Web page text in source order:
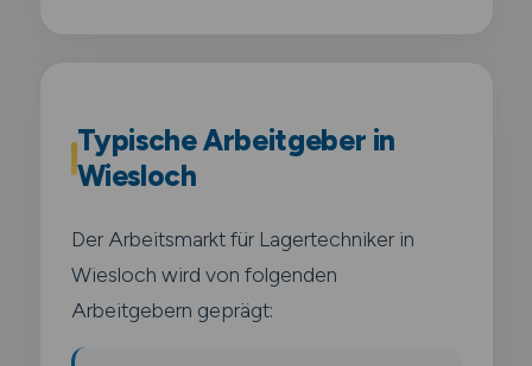
Typische Arbeitgeber in
Wiesloch
Der Arbeitsmarkt für Lagertechniker in
Wiesloch wird von folgenden
Arbeitgebern geprägt: